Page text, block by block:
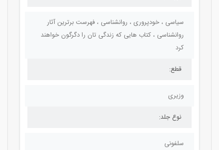
سیاسی ، خودپروری ، روانشناسی ، فهرست برترین آثار
روانشناسی ، کتاب هایی که زندگی تان را دگرگون خواهند
کرد
قطع:
وزیری
نوع جلد:
سلفونی